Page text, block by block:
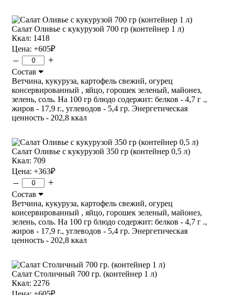
Салат Оливье с кукурузой 700 гр (контейнер 1 л)
Ккал: 1418
Цена: +605₽
– +
Состав
Ветчина, кукуруза, картофель свежий, огурец
консервированный , яйцо, горошек зеленый, майонез,
зелень, соль. На 100 гр блюдо содержит: белков - 4,7 г .,
жиров - 17,9 г., углеводов - 5,4 гр. Энергетическая
ценность - 202,8 ккал
Салат Оливье с кукурузой 350 гр (контейнер 0,5 л)
Ккал: 709
Цена: +363₽
– +
Состав
Ветчина, кукуруза, картофель свежий, огурец
консервированный , яйцо, горошек зеленый, майонез,
зелень, соль. На 100 гр блюдо содержит: белков - 4,7 г .,
жиров - 17,9 г., углеводов - 5,4 гр. Энергетическая
ценность - 202,8 ккал
Салат Столичный 700 гр. (контейнер 1 л)
Ккал: 2276